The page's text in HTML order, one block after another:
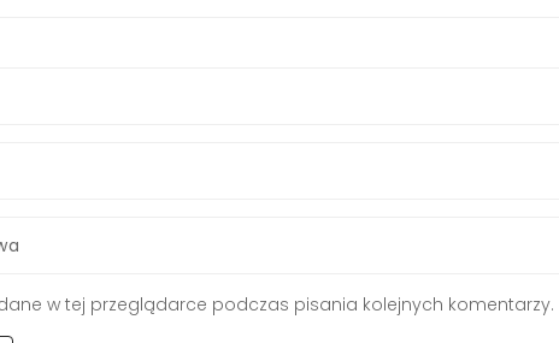
w tej przeglądarce podczas pisania kolejnych komentarzy.